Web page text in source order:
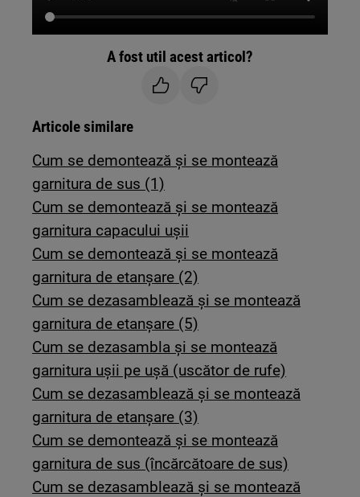
A fost util acest articol?
Articole similare
Cum se demontează și se montează
garnitura de sus (1)
Cum se demontează și se montează
garnitura capacului ușii
Cum se demontează și se montează
garnitura de etanșare (2)
Cum se dezasamblează și se montează
garnitura de etanșare (5)
Cum se dezasambla și se montează
garnitura ușii pe ușă (uscător de rufe)
Cum se dezasamblează și se montează
garnitura de etanșare (3)
Cum se demontează și se montează
garnitura de sus (încărcătoare de sus)
Cum se dezasamblează și se montează